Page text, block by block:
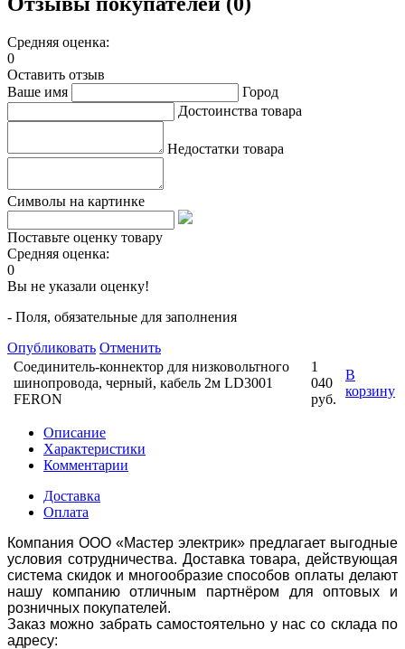
Средняя оценка:
0
Оставить отзыв
Ваше имя
Город
Достоинства товара
Недостатки товара
Символы на картинке
Поставьте оценку товару
Средняя оценка:
0
Вы не указали оценку!
- Поля, обязательные для заполнения
Опубликовать Отменить
Соединитель-коннектор для низковольтного
шинопровода, черный, кабель 2м LD3001
FERON
1
040
руб.
В
корзину
Описание
Характеристики
Комментарии
Доставка
Оплата
Компания ООО «Мастер электрик» предлагает выгодные
условия сотрудничества. Доставка товара, действующая
система скидок и многообразие способов оплаты делают
нашу компанию отличным партнёром для оптовых и
розничных покупателей.
Заказ можно забрать самостоятельно у нас со склада по
адресу: